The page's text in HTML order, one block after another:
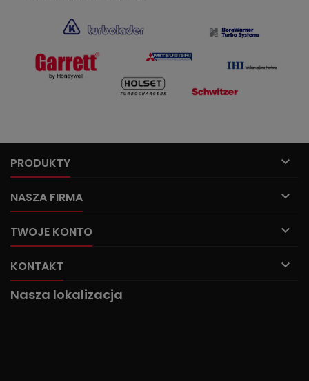
PRODUKTY 
NASZA FIRMA 
TWOJE KONTO 
KONTAKT 
Nasza lokalizacja